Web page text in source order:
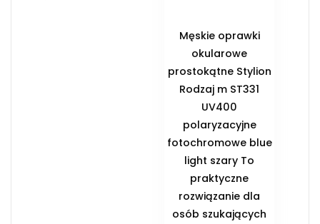
Męskie oprawki
okularowe
prostokątne Stylion
Rodzaj m ST331
UV400
polaryzacyjne
fotochromowe blue
light szary To
praktyczne
rozwiązanie dla
osób szukających